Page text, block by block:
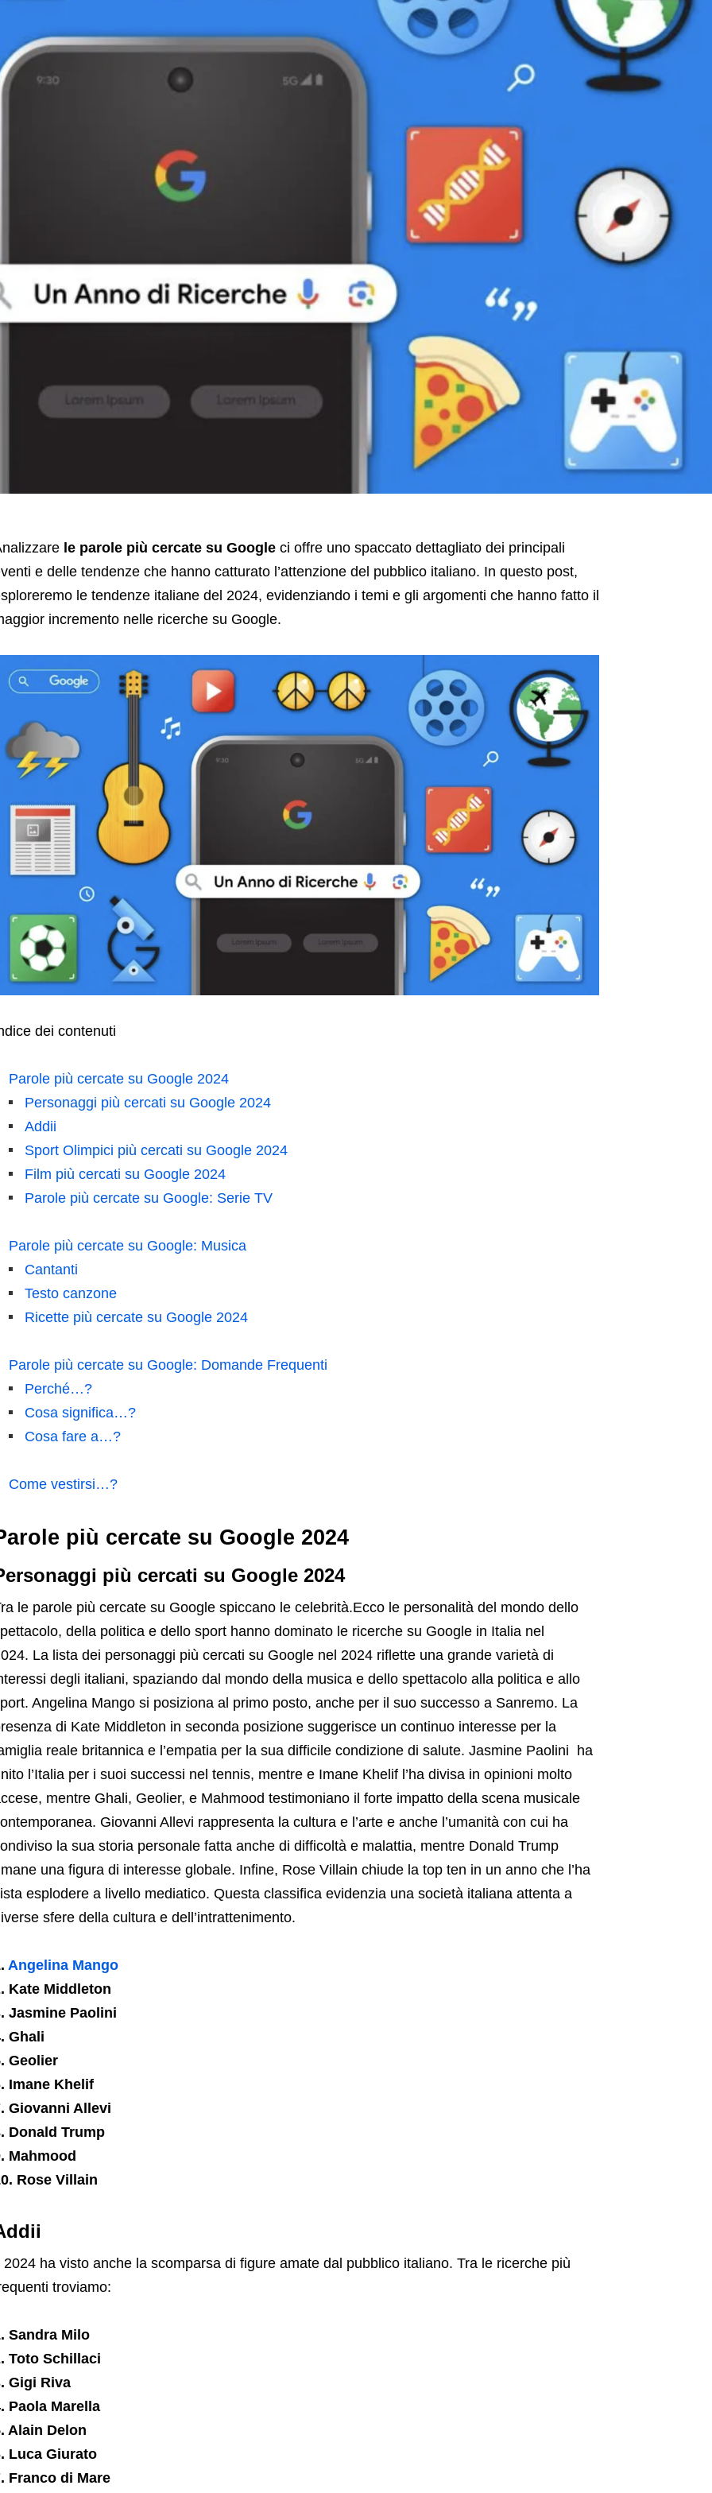
le parole più cercate su Googleci offre uno spaccato dettagliato dei principali
e delle tendenze che hanno catturato l’attenzione del pubblico italiano. In questo post,
le tendenze italiane del 2024, evidenziando i temi e gli argomenti che hanno fatto il
incremento nelle ricerche su Google.
dei contenuti
Parole più cercate su Google 2024
Personaggi più cercati su Google 2024
Addii
Sport Olimpici più cercati su Google 2024
Film più cercati su Google 2024
Parole più cercate su Google: Serie TV
Parole più cercate su Google: Musica
Cantanti
Testo canzone
Ricette più cercate su Google 2024
Parole più cercate su Google: Domande Frequenti
Perché…?
Cosa significa…?
Cosa fare a…?
Come vestirsi…?
più cercate su Google 2024
più cercati su Google 2024
le parole più cercate su Google spiccano le celebrità.Ecco le personalità del mondo dello
della politica e dello sport hanno dominato le ricerche su Google in Italia nel
La lista dei personaggi più cercati su Google nel 2024 riflette una grande varietà di
degli italiani, spaziando dal mondo della musica e dello spettacolo alla politica e allo
Angelina Mango si posiziona al primo posto, anche per il suo successo a Sanremo. La
di Kate Middleton in seconda posizione suggerisce un continuo interesse per la
reale britannica e l’empatia per la sua difficile condizione di salute. Jasmine Paolini ha
l’Italia per i suoi successi nel tennis, mentre e Imane Khelif l’ha divisa in opinioni molto
mentre Ghali, Geolier, e Mahmood testimoniano il forte impatto della scena musicale
Giovanni Allevi rappresenta la cultura e l’arte e anche l’umanità con cui ha
la sua storia personale fatta anche di difficoltà e malattia, mentre Donald Trump
una figura di interesse globale. Infine, Rose Villain chiude la top ten in un anno che l’ha
esplodere a livello mediatico. Questa classifica evidenzia una società italiana attenta a
sfere della cultura e dell’intrattenimento.
Angelina Mango
Kate Middleton
Jasmine Paolini
Ghali
Geolier
Imane Khelif
Giovanni Allevi
Donald Trump
Mahmood
Rose Villain
2024 ha visto anche la scomparsa di figure amate dal pubblico italiano. Tra le ricerche più
troviamo:
Sandra Milo
Toto Schillaci
Gigi Riva
Paola Marella
Alain Delon
Luca Giurato
Franco di Mare